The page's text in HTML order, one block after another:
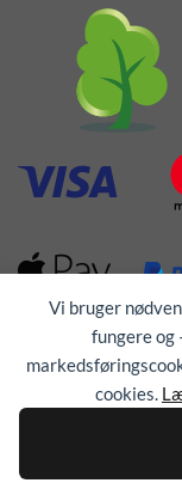
Vi bruger
fungere og
cookies.